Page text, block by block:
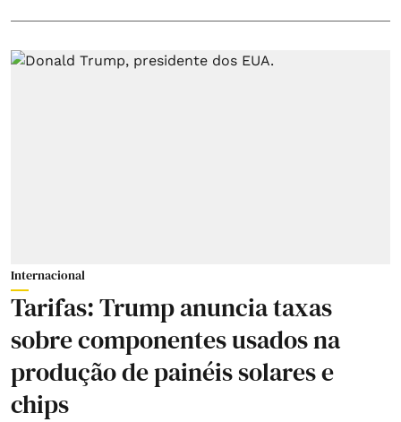
Internacional
Tarifas: Trump anuncia taxas
sobre componentes usados na
produção de painéis solares e
chips